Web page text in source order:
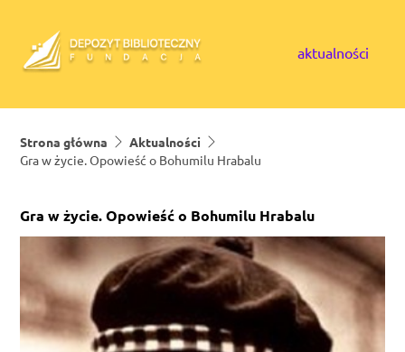
aktualności
Strona główna
Aktualności
Gra w życie. Opowieść o Bohumilu Hrabalu
Gra w życie. Opowieść o Bohumilu Hrabalu